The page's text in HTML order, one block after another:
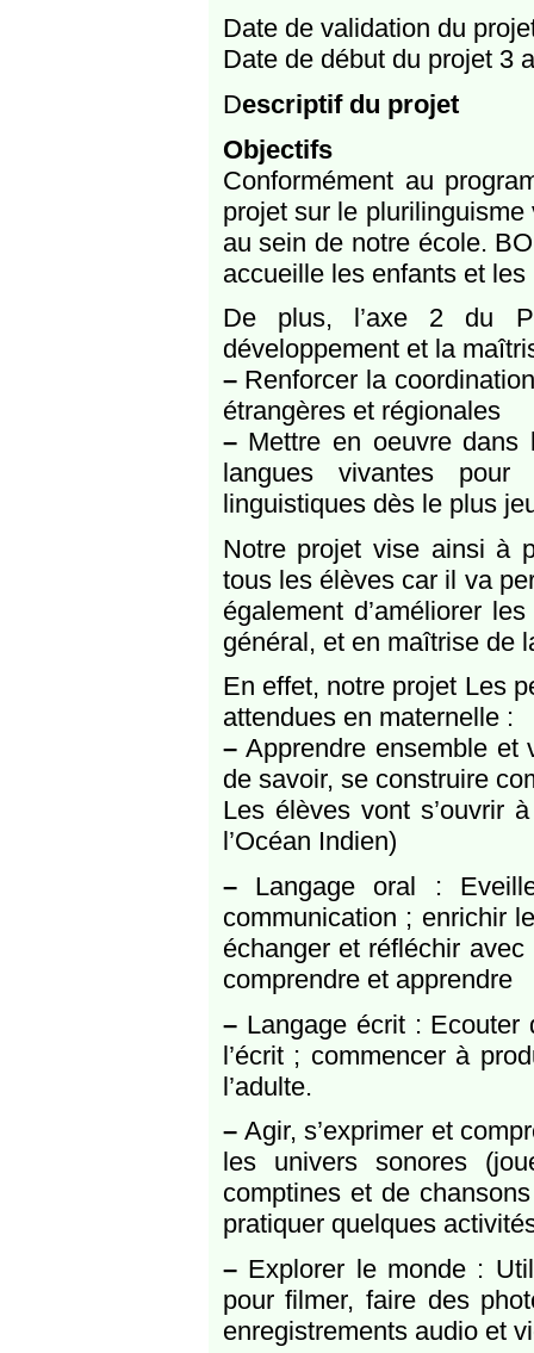
Date de validation du
Date de début du projet 3
Descriptif du projet
Objectifs
Conformément au
projet sur le
au sein de notre école.
accueille les enfants et
De plus, l’axe 2 du
développement et la
–Renforcer la
étrangères et régionales
–Mettre en oeuvre dans
langues vivantes
linguistiques dès le plus
Notre projet vise ainsi à
tous les élèves car il va
également d’améliorer
général, et en maîtrise de
En effet, notre projet Les
attendues en maternelle :
–Apprendre ensemble et
de savoir, se construire
Les élèves vont s’ouvrir
l’Océan Indien)
–Langage oral :
communication ; enrichir
échanger et réfléchir
comprendre et apprendre
–Langage écrit : Ecouter
l’écrit ; commencer à
l’adulte.
–Agir, s’exprimer et
les univers sonores
comptines et de
pratiquer quelques
–Explorer le monde :
pour filmer, faire des
enregistrements audio et